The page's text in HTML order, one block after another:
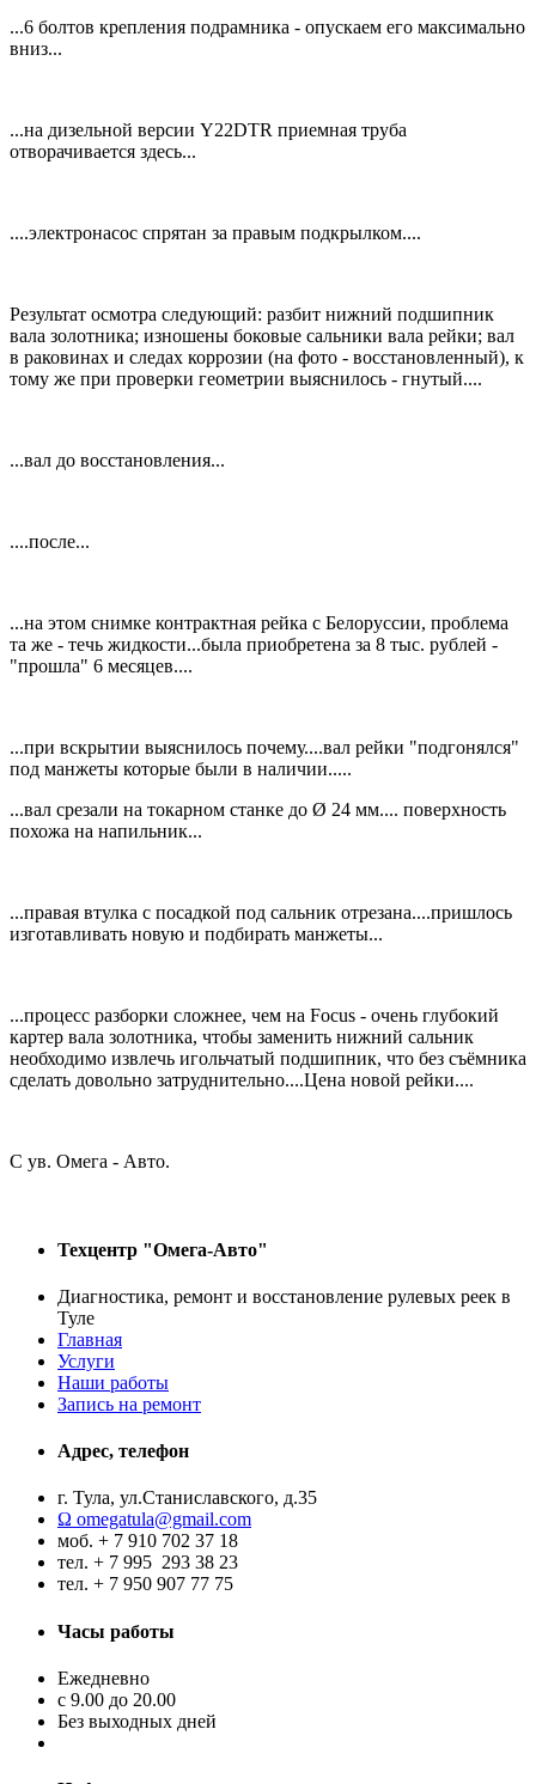
...6 болтов крепления подрамника - опускаем его максимально
вниз...
...на дизельной версии Y22DTR приемная труба
отворачивается здесь...
....электронасос спрятан за правым подкрылком....
Результат осмотра следующий: разбит нижний подшипник
вала золотника; изношены боковые сальники вала рейки; вал
в раковинах и следах коррозии (на фото - восстановленный), к
тому же при проверки геометрии выяснилось - гнутый....
...вал до восстановления...
....после...
...на этом снимке контрактная рейка с Белоруссии, проблема
та же - течь жидкости...была приобретена за 8 тыс. рублей -
"прошла" 6 месяцев....
...при вскрытии выяснилось почему....вал рейки "подгонялся"
под манжеты которые были в наличии.....
...вал срезали на токарном станке до Ø 24 мм.... поверхность
похожа на напильник...
...правая втулка с посадкой под сальник отрезана....пришлось
изготавливать новую и подбирать манжеты...
...процесс разборки сложнее, чем на Focus - очень глубокий
картер вала золотника, чтобы заменить нижний сальник
необходимо извлечь игольчатый подшипник, что без съёмника
сделать довольно затруднительно....Цена новой рейки....
С ув. Омега - Авто.
Техцентр "Омега-Авто"
Диагностика, ремонт и восстановление рулевых реек в
Туле
Главная
Услуги
Наши работы
Запись на ремонт
Адрес, телефон
г. Тула, ул.Станиславского, д.35
Ω omegatula@gmail.com
моб. + 7 910 702 37 18
тел. + 7 995 293 38 23
тел. + 7 950 907 77 75
Часы работы
Ежедневно
с 9.00 до 20.00
Без выходных дней